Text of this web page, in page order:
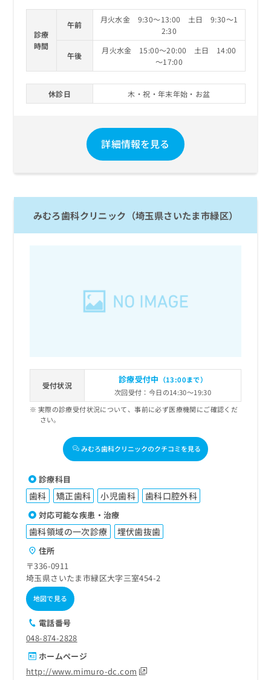
診療
時間
午前
月火水金 9:30～13:00 土日 9:30～1
2:30
午後
月火水金 15:00～20:00 土日 14:00
～17:00
休診日 木・祝・年末年始・お盆
詳細情報を見る
みむろ歯科クリニック（埼玉県さいたま市緑区）
受付状況
診療受付中 （13:00まで）
次回受付：今日の14:30～19:30
実際の診療受付状況について、事前に必ず医療機関にご確認くだ
さい。
みむろ歯科クリニックのクチコミを見る
診療科目
歯科 矯正歯科 小児歯科 歯科口腔外科
対応可能な疾患・治療
歯科領域の一次診療 埋伏歯抜歯
住所
〒336-0911
埼玉県さいたま市緑区大字三室454-2
地図で見る
電話番号
048-874-2828
ホームページ
http://www.mimuro-dc.com